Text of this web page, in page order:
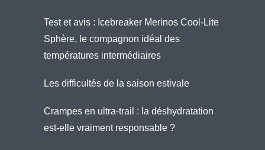
Test et avis : Icebreaker Merinos Cool-Lite
Sphère, le compagnon idéal des
températures intermédiaires
Les difficultés de la saison estivale
Crampes en ultra-trail : la déshydratation
est-elle vraiment responsable ?